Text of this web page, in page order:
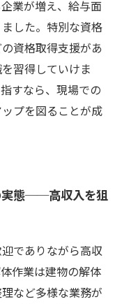
業が増え、給与面
した。特別な資格
資格取得支援があ
習得していけま
すなら、現場での
プを図ることが成
実態──高収入を狙
でありながら高収
作業は建物の解体
など多様な業務が